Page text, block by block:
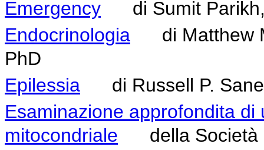
Emergency di Sumit
Endocrinologia di Matthew
PhD
Epilessia di Russell P.
Esaminazione approfondita
mitocondriale della Società